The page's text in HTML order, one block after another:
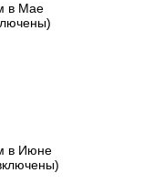
в Мае
в Июне